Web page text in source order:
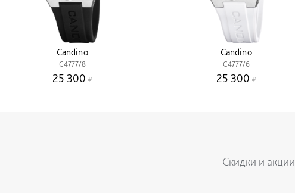
Candino
C4777/8
25 300
Candino
C4777/6
25 300
Скидки и акции